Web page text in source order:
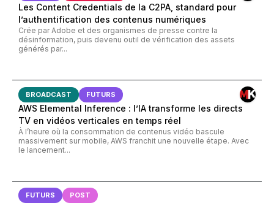
Les Content Credentials de la C2PA, standard pour
l’authentification des contenus numériques
Crée par Adobe et des organismes de presse contre la
désinformation, puis devenu outil de vérification des assets
générés par...
BROADCAST FUTURS
AWS Elemental Inference : l’IA transforme les directs
TV en vidéos verticales en temps réel
À l’heure où la consommation de contenus vidéo bascule
massivement sur mobile, AWS franchit une nouvelle étape. Avec
le lancement...
FUTURS POST